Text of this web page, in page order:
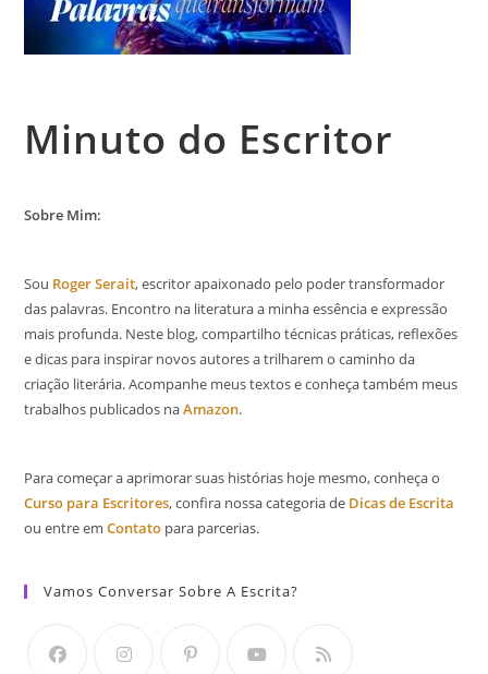
Minuto do Escritor
Sobre Mim:
Sou Roger Serait, escritor apaixonado pelo poder transformador
das palavras. Encontro na literatura a minha essência e expressão
mais profunda. Neste blog, compartilho técnicas práticas, reflexões
e dicas para inspirar novos autores a trilharem o caminho da
criação literária. Acompanhe meus textos e conheça também meus
trabalhos publicados naAmazon.
Para começar a aprimorar suas histórias hoje mesmo, conheça o
Curso para Escritores, confira nossa categoria de Dicas de Escrita
ou entre emContato para parcerias.
Vamos Conversar Sobre A Escrita?